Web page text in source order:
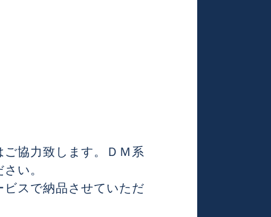
協力致します。ＤＭ系
い。
スで納品させていただ